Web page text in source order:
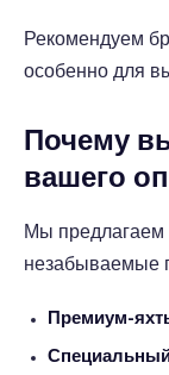
Рекомендуем
особенно для
Почему
вашего
Мы предлагаем
незабываемые
Премиум-